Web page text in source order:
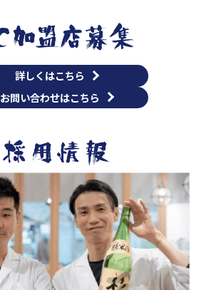
詳しくはこちら
お問い合わせはこちら